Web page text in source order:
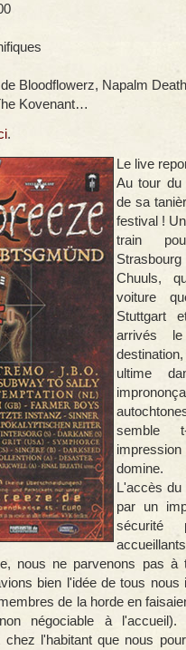
Bloodflowerz, Napalm
Kovenant…
.
Le live
Au tour du
de sa
festival !
train
Chuuls,
voiture
Stuttgart
arrivés
ultime
semble
domine.
L'accès du
par un
nous ne parvenons pas à
bien l'idée de tous nous
de la horde en
négociable à
l'habitant que nous